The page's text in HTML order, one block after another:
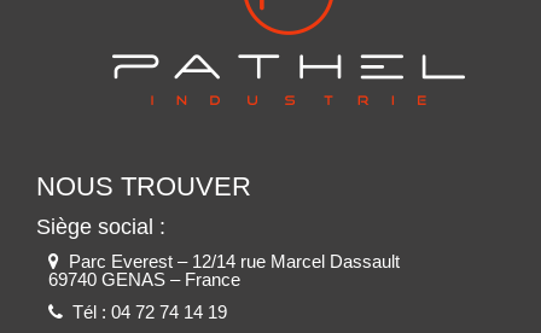
NOUS TROUVER
Siège social :
Parc Everest – 12/14 rue Marcel Dassault
69740 GENAS – France
Tél : 04 72 74 14 19